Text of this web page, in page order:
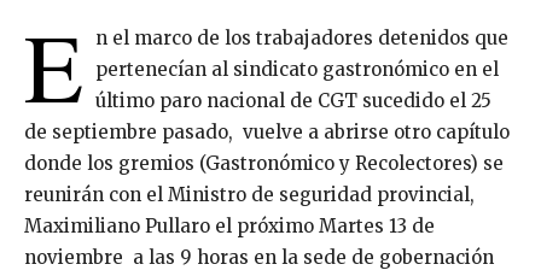
E
n el marco de los trabajadores detenidos que
pertenecían al sindicato gastronómico en el
último paro nacional de CGT sucedido el 25
de septiembre pasado, vuelve a abrirse otro capítulo
donde los gremios (Gastronómico y Recolectores) se
reunirán con el Ministro de seguridad provincial,
Maximiliano Pullaro el próximo Martes 13 de
noviembre a las 9 horas en la sede de gobernación